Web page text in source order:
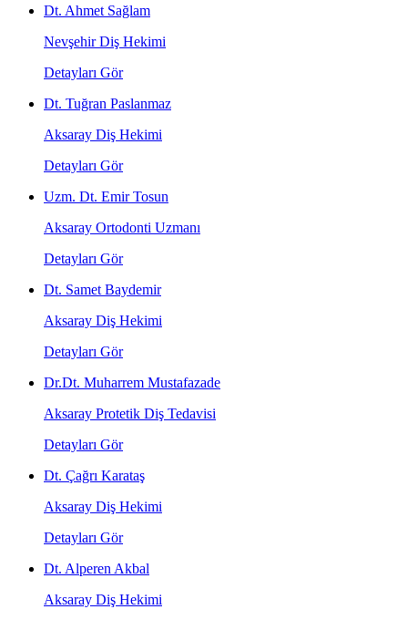
Dt. Ahmet Sağlam
Nevşehir Diş Hekimi
Detayları Gör
Dt. Tuğran Paslanmaz
Aksaray Diş Hekimi
Detayları Gör
Uzm. Dt. Emir Tosun
Aksaray Ortodonti Uzmanı
Detayları Gör
Dt. Samet Baydemir
Aksaray Diş Hekimi
Detayları Gör
Dr.Dt. Muharrem Mustafazade
Aksaray Protetik Diş Tedavisi
Detayları Gör
Dt. Çağrı Karataş
Aksaray Diş Hekimi
Detayları Gör
Dt. Alperen Akbal
Aksaray Diş Hekimi